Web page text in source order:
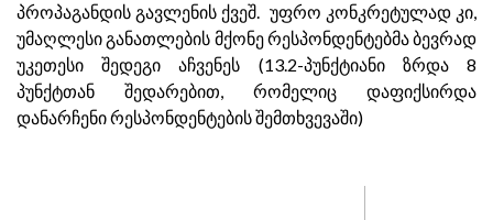
პროპაგანდის გავლენის ქვეშ. უფრო კონკრეტულად კი,
უმაღლესი განათლების მქონე რესპონდენტებმა ბევრად
უკეთესი შედეგი აჩვენეს (13.2-პუნქტიანი ზრდა 8
პუნქტთან შედარებით, რომელიც დაფიქსირდა
დანარჩენი რესპონდენტების შემთხვევაში)